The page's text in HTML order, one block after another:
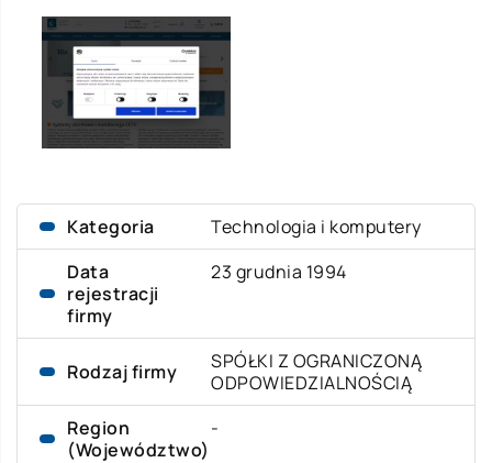
Kategoria
Technologia i komputery
Data
rejestracji
firmy
23 grudnia 1994
Rodzaj firmy
SPÓŁKI Z OGRANICZONĄ
ODPOWIEDZIALNOŚCIĄ
Region
(Województwo)
-